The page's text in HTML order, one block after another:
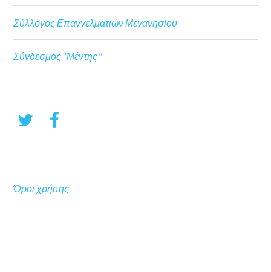
Σύλλογος Επαγγελματιών Μεγανησίου
Σύνδεσμος "Μέντης"
Όροι χρήσης